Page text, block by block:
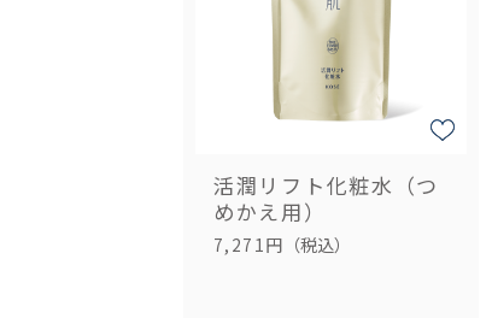
活潤リフト化粧水（つ
めかえ用）
7,271円 （税込）